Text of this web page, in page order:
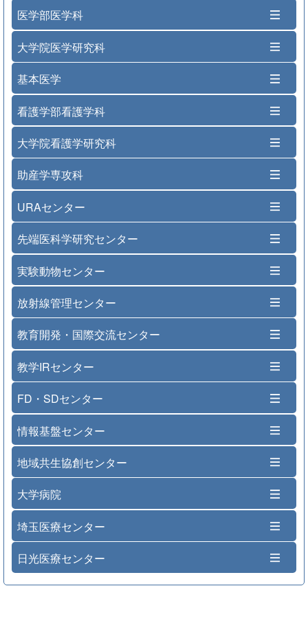
医学部医学科
大学院医学研究科
基本医学
看護学部看護学科
大学院看護学研究科
助産学専攻科
URAセンター
先端医科学研究センター
実験動物センター
放射線管理センター
教育開発・国際交流センター
教学IRセンター
FD・SDセンター
情報基盤センター
地域共生協創センター
大学病院
埼玉医療センター
日光医療センター